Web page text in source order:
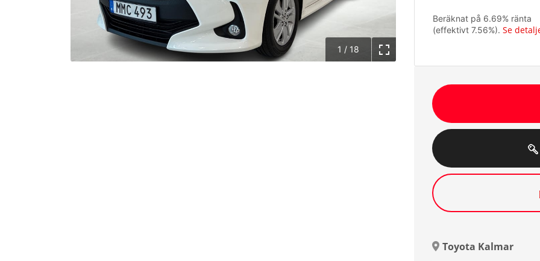
1 / 18
Beräknat på 6.69% ränta
(effektivt 7.56%). Se
Toyota Kalmar